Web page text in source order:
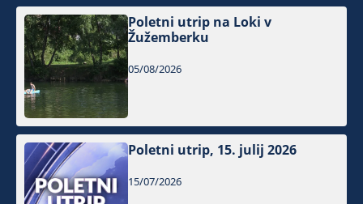
Poletni utrip na Loki v
Žužemberku
05/08/2026
Poletni utrip, 15. julij 2026
15/07/2026